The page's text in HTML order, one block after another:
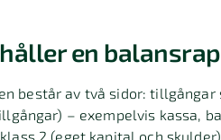
en
består av två sidor:
– exempelvis kassa,
2 (eget kapital och